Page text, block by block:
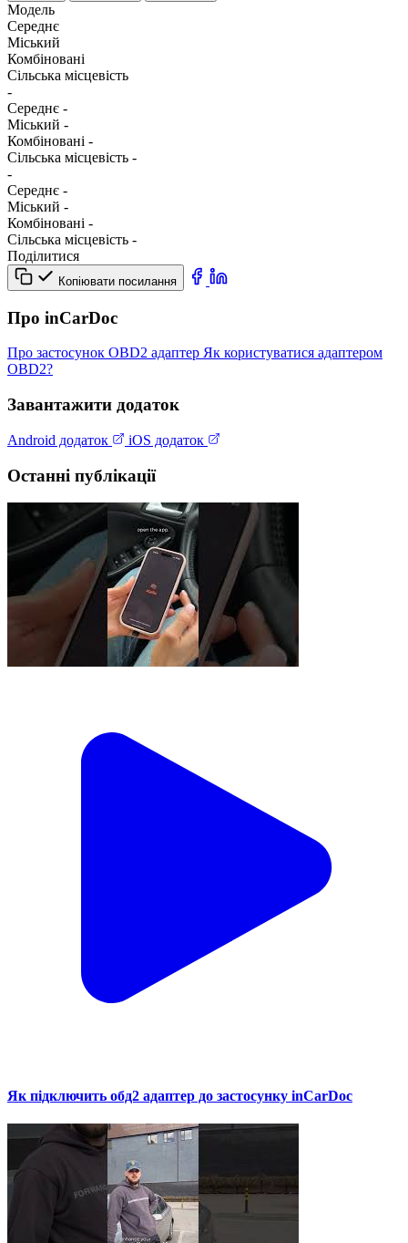
Модель
Середнє
Міський
Комбіновані
Сільська місцевість
-
Середнє -
Міський -
Комбіновані -
Сільська місцевість -
-
Середнє -
Міський -
Комбіновані -
Сільська місцевість -
Поділитися
Копіювати посилання
Про inCarDoc
Про застосунок OBD2 адаптер Як користуватися адаптером
OBD2?
Завантажити додаток
Android додаток iOS додаток
Останні публікації
Як підключить обд2 адаптер до застосунку inCarDoc